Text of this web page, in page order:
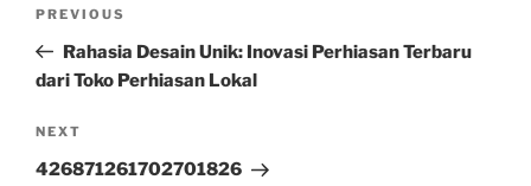
Previous
Post
PREVIOUS
Rahasia Desain Unik: Inovasi Perhiasan Terbaru
dari Toko Perhiasan Lokal
Next
Post
NEXT
426871261702701826